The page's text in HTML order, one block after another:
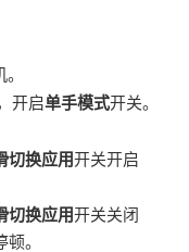
。
开启单手模式开关。
切换应用开关开启
切换应用开关关闭
。